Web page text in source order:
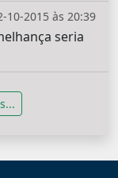
10-2015 às 20:39
seria